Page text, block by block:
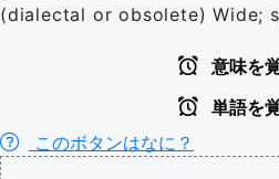
(dialectal or obsolete) Wide;
意味を
単語を
このボタンはなに？